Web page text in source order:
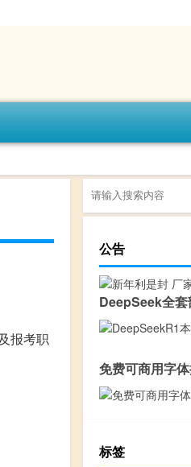
报考职
公告
DeepSeek全
免费可商用字
标签